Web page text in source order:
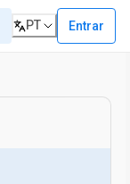
PT Entrar